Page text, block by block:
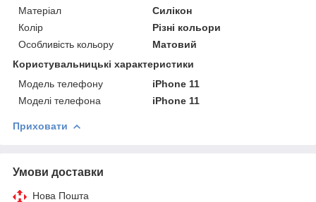
Матеріал
Силікон
Колір
Різні кольори
Особливість кольору
Матовий
Користувальницькі характеристики
Модель телефону
iPhone 11
Моделі телефона
iPhone 11
Приховати
Умови доставки
Нова Пошта